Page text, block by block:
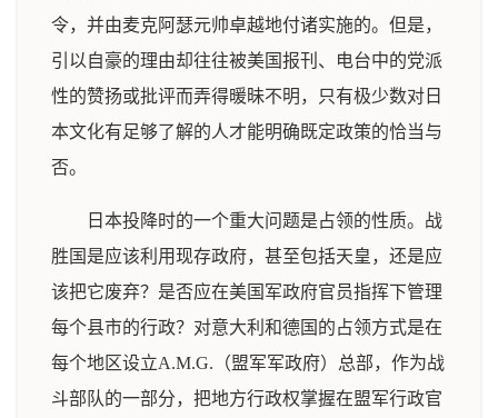
令，并由麦克阿瑟元帅卓越地付诸实施的。但是，
引以自豪的理由却往往被美国报刊、电台中的党派
性的赞扬或批评而弄得暖昧不明，只有极少数对日
本文化有足够了解的人才能明确既定政策的恰当与
否。
日本投降时的一个重大问题是占领的性质。战
胜国是应该利用现存政府，甚至包括天皇，还是应
该把它废弃？是否应在美国军政府官员指挥下管理
每个县市的行政？对意大利和德国的占领方式是在
每个地区设立A.M.G.（盟军军政府）总部，作为战
斗部队的一部分，把地方行政权掌握在盟军行政官